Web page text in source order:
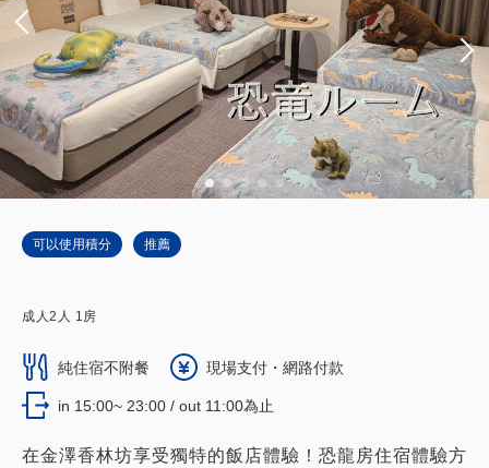
可以使用積分 推薦
成人2 人 1房
純住宿不附餐 現場支付・網路付款
in 15:00~ 23:00 / out 11:00為止
在金澤香林坊享受獨特的飯店體驗！恐龍房住宿體驗方